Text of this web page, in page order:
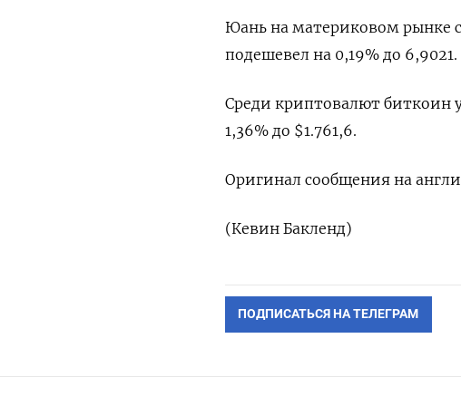
Юань на материковом рынке
подешевел на 0,19% до 6,9021.
Среди криптовалют биткоин
1,36% до $1.761,6.
Оригинал сообщения на
(Кевин Бакленд)
ПОДПИСАТЬСЯ НА ТЕЛЕГРАМ